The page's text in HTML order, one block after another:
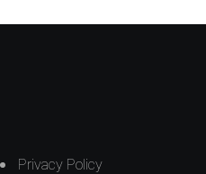
Privacy Policy